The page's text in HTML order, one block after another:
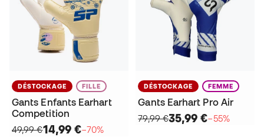
DÉSTOCKAGE FILLE
Gants Enfants Earhart
Competition
49,99 €14,99 €−70%
DÉSTOCKAGE FEMME
Gants Earhart Pro Air
79,99 €35,99 €−55%